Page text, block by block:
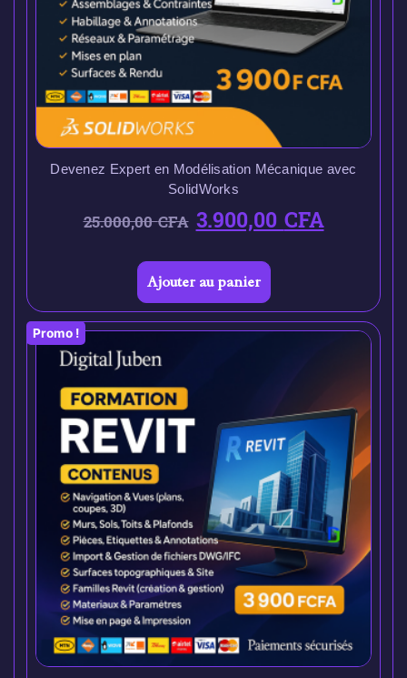
Devenez Expert en Modélisation Mécanique avec
SolidWorks
25.000,00CFA 3.900,00CFA
Ajouter au panier
Promo !